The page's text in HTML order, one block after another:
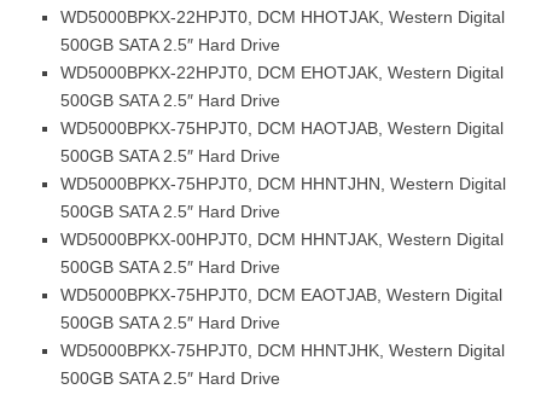
WD5000BPKX-22HPJT0, DCM HHOTJAK, Western Digital
500GB SATA 2.5″ Hard Drive
WD5000BPKX-22HPJT0, DCM EHOTJAK, Western Digital
500GB SATA 2.5″ Hard Drive
WD5000BPKX-75HPJT0, DCM HAOTJAB, Western Digital
500GB SATA 2.5″ Hard Drive
WD5000BPKX-75HPJT0, DCM HHNTJHN, Western Digital
500GB SATA 2.5″ Hard Drive
WD5000BPKX-00HPJT0, DCM HHNTJAK, Western Digital
500GB SATA 2.5″ Hard Drive
WD5000BPKX-75HPJT0, DCM EAOTJAB, Western Digital
500GB SATA 2.5″ Hard Drive
WD5000BPKX-75HPJT0, DCM HHNTJHK, Western Digital
500GB SATA 2.5″ Hard Drive